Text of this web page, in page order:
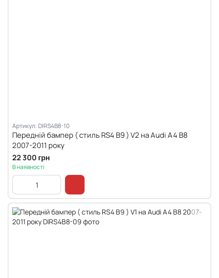
Артикул: DIRS4B8-10
Передній бампер ( стиль RS4 B9 ) V2 на Audi A4 B8
2007-2011 року
22 300 грн
В наявності